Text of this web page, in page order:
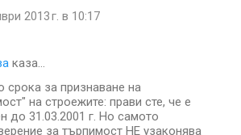
2013 г. в 10:17
каза…
срока за признаване на
на строежите: прави сте, че е
до 31.03.2001 г. Но самото
за търпимост НЕ узаконява